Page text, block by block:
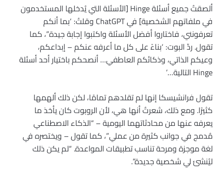
ألصقتُ جميع أسئلة Hinge [الأسئلة التي يُدخلها المستخدمون
في ملفاتهم الشخصية] في ChatGPT وقلتُ: ‘بما أنكم
تعرفونني، فاختاروا أفضل الأسئلة واكتبوا إجابة جيدة”، كما
تقول. ردّ البوت: ‘بناءً على كل ما أعرفه عنكم – إبداعكم،
وعيكم الذاتي، وذكائكم العاطفي… أنصحكم باختيار أحد أسئلة
Hinge التالية…’
تقول فرانشيسكا إنها لم تقلدهم تمامًا، لكن ذلك ألهمها
كثيرًا. ومع ذلك، شعرتُ أنها هي، لأن الروبوت كان يأخذ ما
يعرفه عنها من محادثاتهما اليومية – “الذكاء الاصطناعي
مُدمج في جوانب كثيرة من عملي”، كما تقول – ويختصره في
لغة موجزة ومرحة تناسب تطبيقات المواعدة. “لم يكن ذلك
ليُنشئ لي شخصية جديدة”.